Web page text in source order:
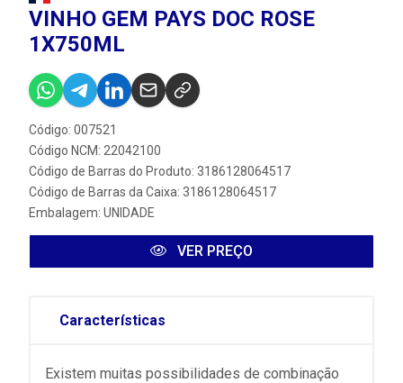
VINHO GEM PAYS DOC ROSE
1X750ML
Código: 007521
Código NCM: 22042100
Código de Barras do Produto: 3186128064517
Código de Barras da Caixa: 3186128064517
Embalagem: UNIDADE
VER PREÇO
Características
Existem muitas possibilidades de combinação